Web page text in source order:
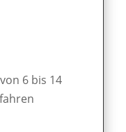
6 bis 14